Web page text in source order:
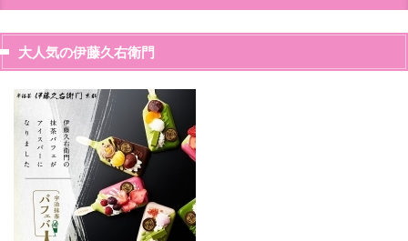
大人気の伊藤久右衛門